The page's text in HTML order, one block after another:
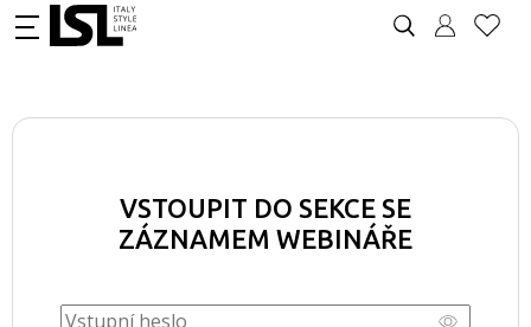
VSTOUPIT DO SEKCE SE
ZÁZNAMEM WEBINÁŘE